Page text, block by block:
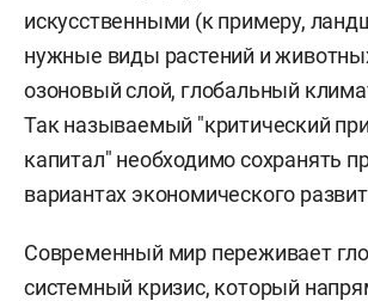
искусственными (к примеру,
нужные виды растений и
озоновый слой, глобальный
Так называемый "критический
капитал" необходимо сохранять
вариантах экономического
Современный мир переживает
системный кризис, который